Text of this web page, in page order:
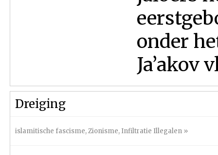
onder
Ja’akov
Dreiging
islamitische fascisme,Zionisme, Infiltratie Illegalen »